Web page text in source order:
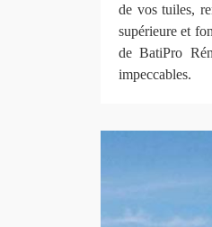
de vos tuiles,
supérieure et
de BatiPro
impeccables.